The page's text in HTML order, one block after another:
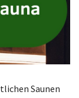
Saunen